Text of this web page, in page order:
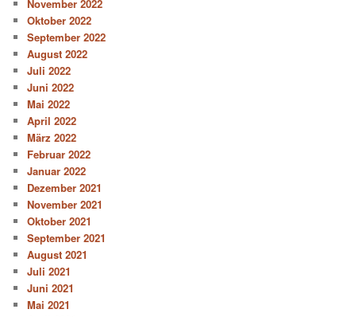
November 2022
Oktober 2022
September 2022
August 2022
Juli 2022
Juni 2022
Mai 2022
April 2022
März 2022
Februar 2022
Januar 2022
Dezember 2021
November 2021
Oktober 2021
September 2021
August 2021
Juli 2021
Juni 2021
Mai 2021